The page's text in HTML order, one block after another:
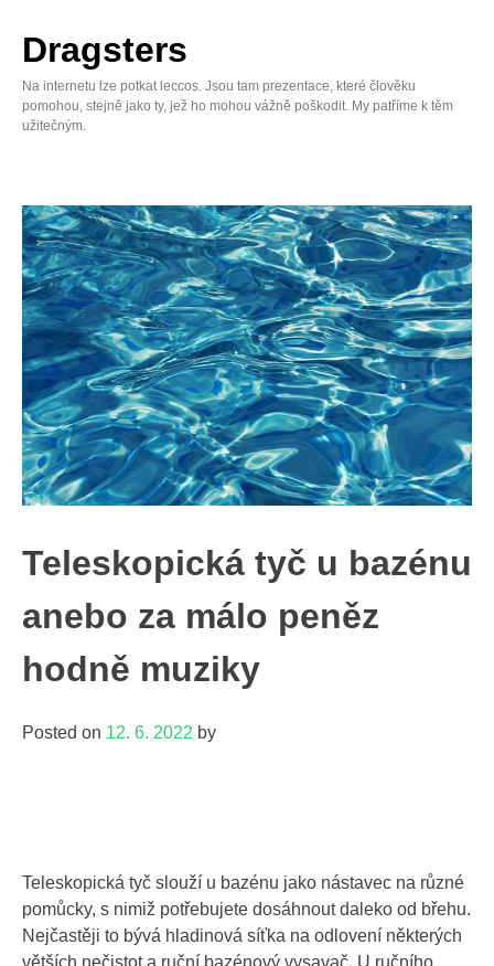
to
content
Dragsters
Na internetu lze potkat leccos. Jsou tam prezentace, které člověku
pomohou, stejně jako ty, jež ho mohou vážně poškodit. My patříme k těm
užitečným.
Teleskopická tyč u bazénu
anebo za málo peněz
hodně muziky
Posted on 12. 6. 2022 by
Teleskopická tyč slouží u bazénu jako nástavec na různé
pomůcky, s nimiž potřebujete dosáhnout daleko od břehu.
Nejčastěji to bývá hladinová síťka na odlovení některých
větších nečistot a ruční bazénový vysavač. U ručního